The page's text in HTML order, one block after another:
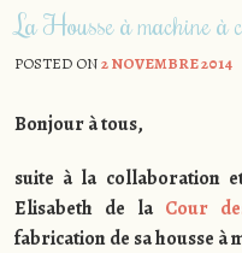
La Housse à machine à
POSTED ON2 NOVEMBRE 2014
Bonjour à tous,
suite à la collaboration
Elisabeth de la Cour
fabrication de sa housse à